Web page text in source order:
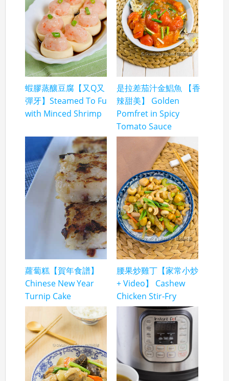
蝦膠蒸釀豆腐【又Q又
彈牙】Steamed To Fu
with Minced Shrimp
是拉差茄汁金鯧魚 【香
辣甜美】 Golden
Pomfret in Spicy
Tomato Sauce
蘿蔔糕【賀年食譜】
Chinese New Year
Turnip Cake
腰果炒雞丁【家常小炒
+ Video】 Cashew
Chicken Stir-Fry